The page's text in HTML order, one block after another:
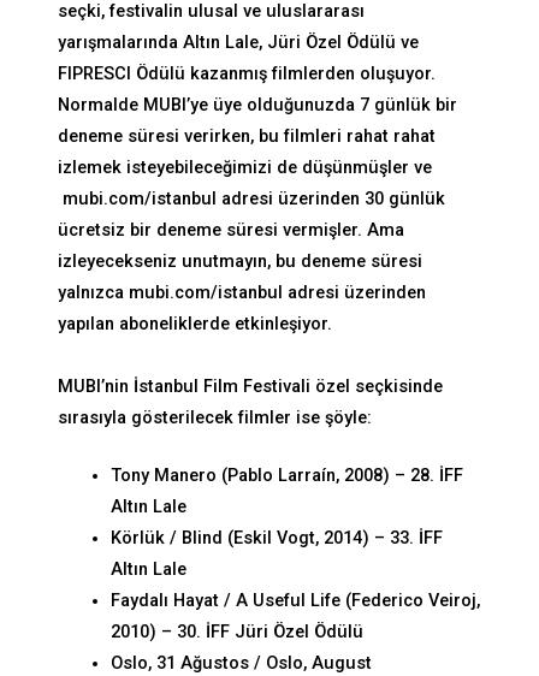
seçki, festivalin ulusal ve uluslararası
yarışmalarında Altın Lale, Jüri Özel Ödülü ve
FIPRESCI Ödülü kazanmış filmlerden oluşuyor.
Normalde MUBI’ye üye olduğunuzda 7 günlük bir
deneme süresi verirken, bu filmleri rahat rahat
izlemek isteyebileceğimizi de düşünmüşler ve
mubi.com/istanbul adresi üzerinden 30 günlük
ücretsiz bir deneme süresi vermişler. Ama
izleyecekseniz unutmayın, bu deneme süresi
yalnızca mubi.com/istanbul adresi üzerinden
yapılan aboneliklerde etkinleşiyor.
MUBI’nin İstanbul Film Festivali özel seçkisinde
sırasıyla gösterilecek filmler ise şöyle:
Tony Manero (Pablo Larraín, 2008) – 28. İFF
Altın Lale
Körlük / Blind (Eskil Vogt, 2014) – 33. İFF
Altın Lale
Faydalı Hayat / A Useful Life (Federico Veiroj,
2010) – 30. İFF Jüri Özel Ödülü
Oslo, 31 Ağustos / Oslo, August